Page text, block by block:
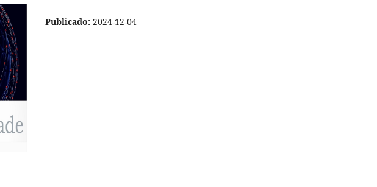
Publicado: 2024-12-04